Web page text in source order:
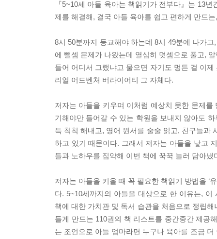
『5~10세 아들 육아는 책읽기가 전부다』는 13
제를 해결해, 결국 아들 육아를 쉽고 편하게 만드
8시 50분까지 등교해야 하는데 8시 49분에 나가
에 뺄셈 문제가 나왔는데 열심히 덧셈으로 풀고,
들어 어디서 그랬냐고 물으면 자기도 멍든 걸 이
리얼 어드벤처 버라이어티 그 자체다.
저자는 아들을 키우며 이처럼 예상치 못한 문제를
기해야만 들어갈 수 있는 학원을 보내지 않아도
득 척척 해내고, 영어 원서를 술술 읽고, 친구들과
하고 있기 때문이다. 그래서 저자는 아들을 낳고
들과 노하우를 집약해 이번 책에 꾹꾹 눌러 담아냈
저자는 아들을 키울 때 꼭 필요한 책읽기 방법을 ‘
다. 5~10세까지의 아들을 대상으로 한 이유는,
책에 대한 가치관 및 독서 습관을 처음으로 정립해
들게 만드는 110권의 책 리스트를 중간중간 제공
는 조언으로 아들 엄마라면 누구나 육아를 조금